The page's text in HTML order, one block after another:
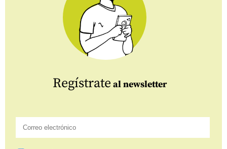
Regístrate al newsletter